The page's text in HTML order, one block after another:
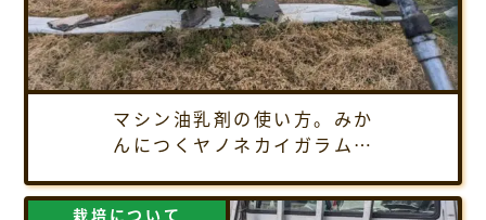
マシン油乳剤の使い方。みか
んにつくヤノネカイガラムシ
方を解説！
栽培について